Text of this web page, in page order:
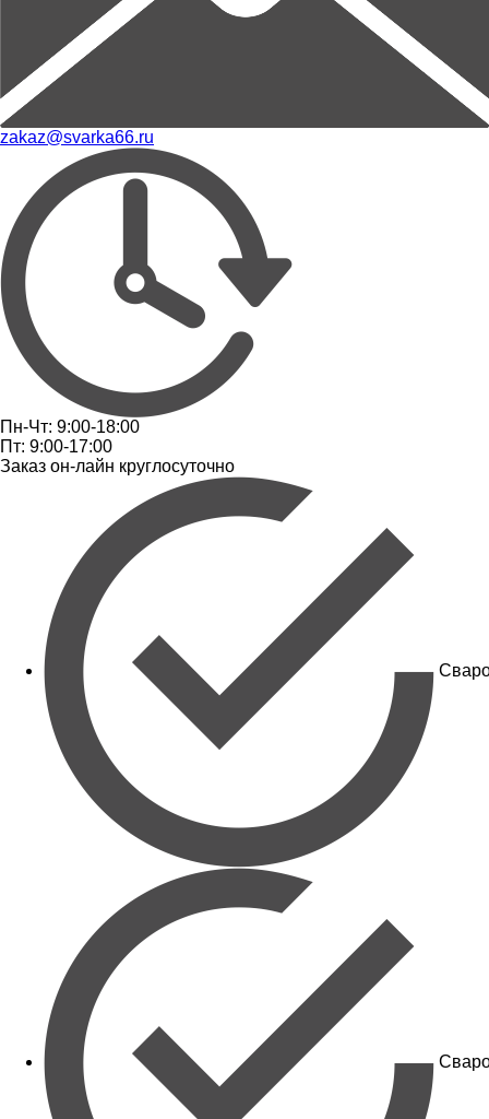
zakaz@svarka66.ru
Пн-Чт: 9:00-18:00
Пт: 9:00-17:00
Заказ он-лайн круглосуточно